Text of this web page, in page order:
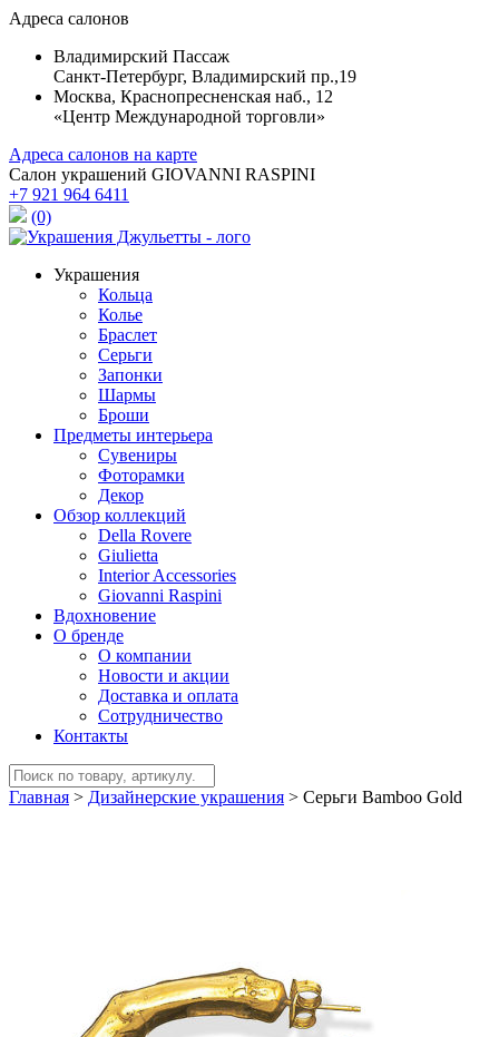
Адреса салонов
Владимирский Пассаж
Санкт-Петербург, Владимирский пр.,19
Москва, Краснопресненская наб., 12
«Центр Международной торговли»
Адреса салонов на карте
Салон украшений GIOVANNI RASPINI
+7 921 964 6411
(0)
Украшения
Кольца
Колье
Браслет
Серьги
Запонки
Шармы
Броши
Предметы интерьера
Сувениры
Фоторамки
Декор
Обзор коллекций
Della Rovere
Giulietta
Interior Accessories
Giovanni Raspini
Вдохновение
О бренде
О компании
Новости и акции
Доставка и оплата
Сотрудничество
Контакты
Главная > Дизайнерские украшения > Серьги Bamboo Gold